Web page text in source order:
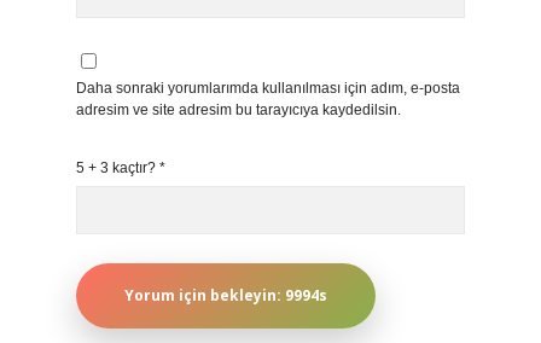
Daha sonraki yorumlarımda kullanılması için adım, e-posta
adresim ve site adresim bu tarayıcıya kaydedilsin.
5 + 3 kaçtır? *